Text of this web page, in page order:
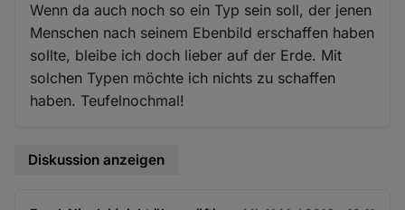
Wenn da auch noch so ein Typ sein soll, der jenen
Menschen nach seinem Ebenbild erschaffen haben
sollte, bleibe ich doch lieber auf der Erde. Mit
solchen Typen möchte ich nichts zu schaffen
haben. Teufelnochmal!
Diskussion anzeigen